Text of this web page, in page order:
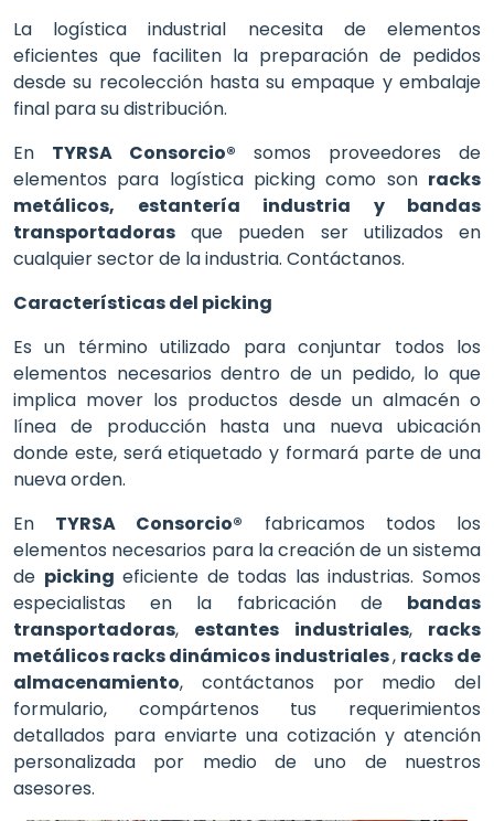
La logística industrial necesita de elementos
eficientes que faciliten la preparación de pedidos
desde su recolección hasta su empaque y embalaje
final para su distribución.
En TYRSA Consorcio® somos proveedores de
elementos para logística picking como son racks
metálicos, estantería industria y bandas
transportadoras que pueden ser utilizados en
cualquier sector de la industria. Contáctanos.
Características del picking
Es un término utilizado para conjuntar todos los
elementos necesarios dentro de un pedido, lo que
implica mover los productos desde un almacén o
línea de producción hasta una nueva ubicación
donde este, será etiquetado y formará parte de una
nueva orden.
En TYRSA Consorcio® fabricamos todos los
elementos necesarios para la creación de un sistema
de picking eficiente de todas las industrias. Somos
especialistas en la fabricación de bandas
transportadoras, estantes industriales, racks
metálicos racks dinámicos industriales, racks de
almacenamiento, contáctanos por medio del
formulario, compártenos tus requerimientos
detallados para enviarte una cotización y atención
personalizada por medio de uno de nuestros
asesores.